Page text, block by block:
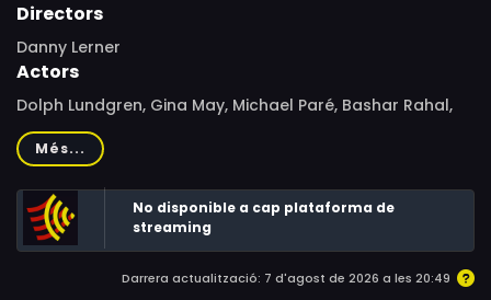
Directors
Danny Lerner
Actors
Dolph Lundgren, Gina May, Michael Paré, Bashar Rahal,
James Chalke, Vladimir Vladimirov, Raicho Vasilev,
Nikolay Stanoev, Mike Straub, Slavi Slavov, Yoan Petrov,
Alexander Kadiev, Les Weldon, Mariana Stansheva,
Teodor Tzolov, Uti Bachvarov, Gemma Garrett
Més...
No disponible a cap plataforma de
streaming
Darrera actualització: 7 d'agost de 2026 a les 20:49